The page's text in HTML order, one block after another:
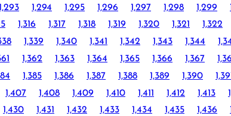
1,294 1,295 1,296 1,297 1,298 1,299
1,316 1,317 1,318 1,319 1,320 1,321 1,322
1,339 1,340 1,341 1,342 1,343 1,344
1,362 1,363 1,364 1,365 1,366 1,367
1,385 1,386 1,387 1,388 1,389 1,390 1,391
1,407 1,408 1,409 1,410 1,411 1,412 1,413
1,430 1,431 1,432 1,433 1,434 1,435 1,436